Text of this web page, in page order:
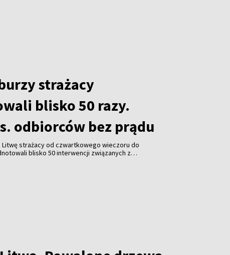
strażacy
blisko 50 razy.
odbiorców bez prądu
strażacy od czwartkowego wieczoru do
blisko 50 interwencji związanych z